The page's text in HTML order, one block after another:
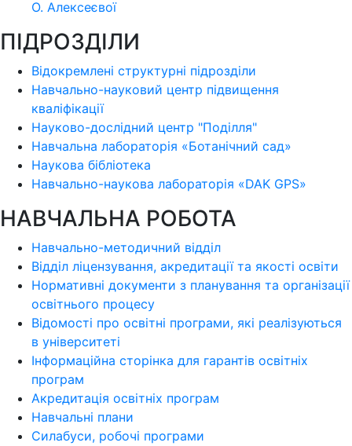
О. Алексеєвої
ПІДРОЗДІЛИ
Відокремлені структурні підрозділи
Навчально-науковий центр підвищення
кваліфікації
Науково-дослідний центр "Поділля"
Навчальна лабораторія «Ботанічний сад»
Наукова бібліотека
Навчально-наукова лабораторія «DAK GPS»
НАВЧАЛЬНА РОБОТА
Навчально-методичний відділ
Відділ ліцензування, акредитації та якості освіти
Нормативні документи з планування та організації
освітнього процесу
Відомості про освітні програми, які реалізуються
в університеті
Інформаційна сторінка для гарантів освітніх
програм
Акредитація освітніх програм
Навчальні плани
Силабуси, робочі програми